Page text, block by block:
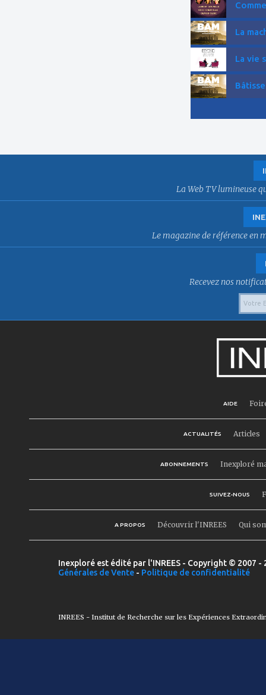
La
La vie
La Web TV lumineuse
Le magazine de référence en
Recevez nos
AIDE
ACTUALITÉS Articles
ABONNEMENTS Inexploré
SUIVEZ-NOUS
A PROPOS Découvrir l'INREES Qui
Inexploré est édité par l'INREES - Copyright © 2007
Générales de Vente - Politique de confidentialité
INREES - Institut de Recherche sur les Expériences